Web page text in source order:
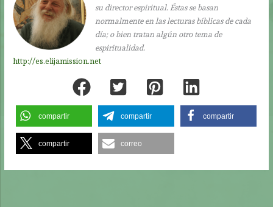
su director espiritual. Éstas se basan
normalmente en las lecturas bíblicas de cada
día; o bien tratan algún otro tema de
espiritualidad.
http://es.elijamission.net
compartir compartir compartir
compartir correo